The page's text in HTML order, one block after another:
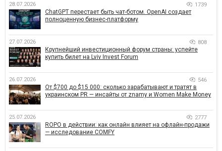
28.07.2026 1739
ChatGPT перестает быть чат-ботом. OpenAI создает
полноценную бизнес-платформу
27.07.2026 808
Крупнейший инвестиционный форум страны: успейте
купить билет на Lviv Invest Forum
26.07.2026 546
От $700 до $15 000: сколько зарабатывают и тратят в
украинском PR — инсайты от znamy и Women Make Money
25.07.2026 2777
ROPO в действии: как онлайн влияет на офлайн-продажи
— исследование COMFY